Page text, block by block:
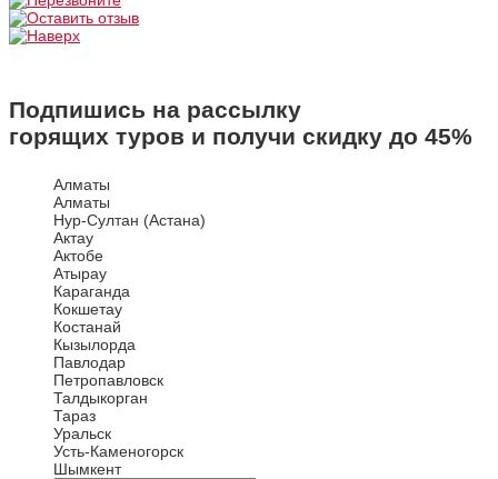
Подпишись на рассылку
горящих туров и получи скидку до 45%
Алматы
Алматы
Нур-Султан (Астана)
Актау
Актобе
Атырау
Караганда
Кокшетау
Костанай
Кызылорда
Павлодар
Петропавловск
Талдыкорган
Тараз
Уральск
Усть-Каменогорск
Шымкент